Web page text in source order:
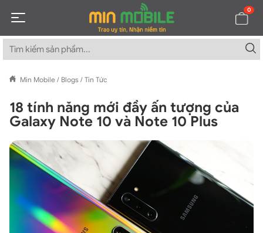
0
Min Mobile / Blogs / Tin Tức
18 tính năng mới đầy ấn tượng của
Galaxy Note 10 và Note 10 Plus